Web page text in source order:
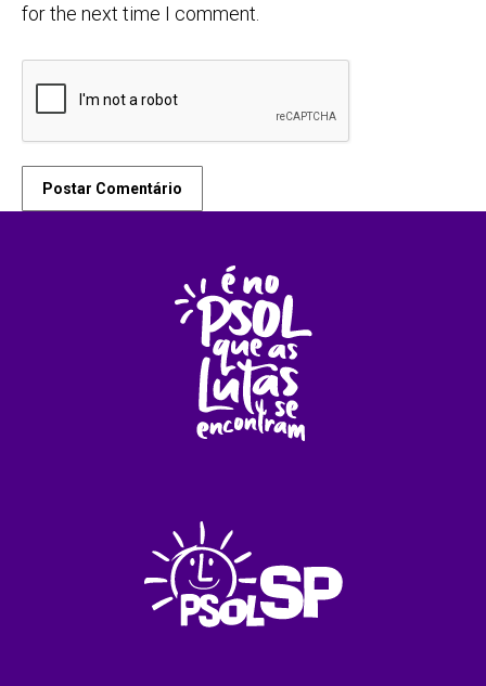
for the next time I comment.
Postar Comentário